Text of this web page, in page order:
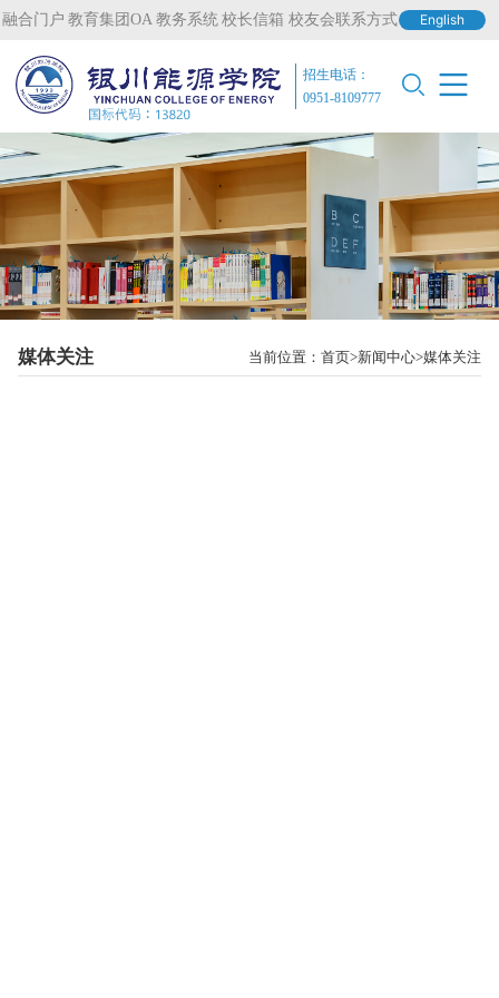
融合门户 教育集团OA 教务系统 校长信箱 校友会联系方式 English
招生电话：
0951-8109777
媒体关注 当前位置：首页 新闻中心 媒体关注